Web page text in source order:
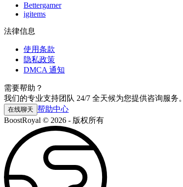
Bettergamer
igitems
法律信息
使用条款
隐私政策
DMCA 通知
需要帮助？
我们的专业支持团队 24/7 全天候为您提供咨询服务。
在线聊天 帮助中心
BoostRoyal © 2026 - 版权所有